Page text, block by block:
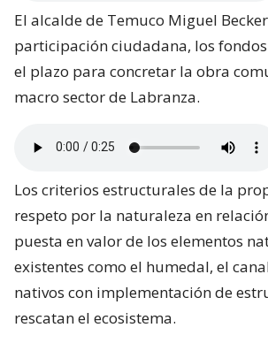
El alcalde de Temuco Miguel
participación ciudadana, los
el plazo para concretar la obra
macro sector de Labranza.
Los criterios estructurales de la
respeto por la naturaleza en
puesta en valor de los elementos
existentes como el humedal, el
nativos con implementación de
rescatan el ecosistema.